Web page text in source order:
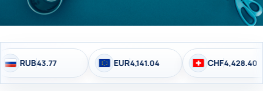
43.77 EUR4,141.04 CHF4,428.40